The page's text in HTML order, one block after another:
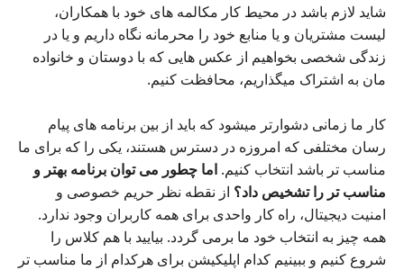
شاید لازم باشد در محیط کار مکالمه های خود با همکاران،
لیست مشتریان و یا منابع خود را محرمانه نگاه داریم و یا در
زندگی شخصی بخواهیم از عکس هایی که با دوستان و خانواده
مان به اشتراک میگذاریم، محافظت کنیم.
کار ما زمانی دشوارتر میشود که باید از بین برنامه های پیام
رسان مختلفی که امروزه در دسترس هستند، یکی را که برای ما
مناسب تر باشد انتخاب کنیم. اما چطور می توان برنامه بهتر و
مناسب تر را تشخیص داد؟ از نقطه نظر حریم خصوصی و
امنیت دیجیتال، راه کار واحدی برای همه کاربران وجود ندارد.
همه چیز به انتخاب خود ما برمی گردد. بیایید با هم کلاس را
شروع کنیم و ببینیم کدام اپلیکیشن برای هرکدام از ما مناسب تر